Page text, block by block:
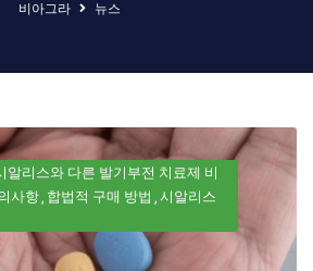
비아그라 뉴스
알리스와 다른 발기부전 치료제 비
사항 합법적 구매 방법 시알리스